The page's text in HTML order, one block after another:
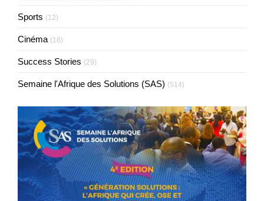
Sports (12)
Cinéma (18)
Success Stories (29)
Semaine l'Afrique des Solutions (SAS) (514)